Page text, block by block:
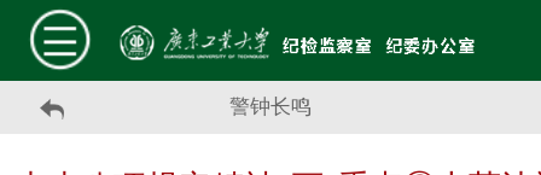
警钟长鸣